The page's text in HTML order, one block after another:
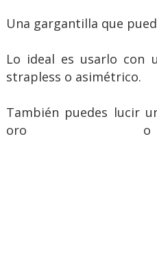
Una gargantilla que
Lo ideal es usarlo con
strapless o asimétrico.
También puedes lucir
oro o